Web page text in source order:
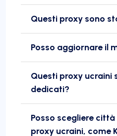
Questi proxy sono
Posso aggiornare il
Questi proxy ucraini
dedicati?
Posso scegliere
proxy ucraini, come